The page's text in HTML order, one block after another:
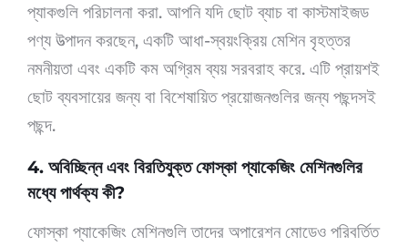
প্যাকগুলি পরিচালনা করা. আপনি যদি ছোট ব্যাচ বা কাস্টমাইজড
পণ্য উত্পাদন করছেন, একটি আধা-স্বয়ংক্রিয় মেশিন বৃহত্তর
নমনীয়তা এবং একটি কম অগ্রিম ব্যয় সরবরাহ করে. এটি প্রায়শই
ছোট ব্যবসায়ের জন্য বা বিশেষায়িত প্রয়োজনগুলির জন্য পছন্দসই
পছন্দ.
4. অবিচ্ছিন্ন এবং বিরতিযুক্ত ফোস্কা প্যাকেজিং মেশিনগুলির
মধ্যে পার্থক্য কী?
ফোস্কা প্যাকেজিং মেশিনগুলি তাদের অপারেশন মোডেও পরিবর্তিত